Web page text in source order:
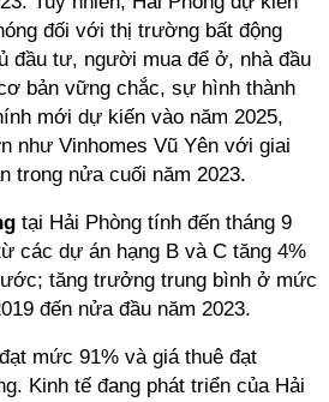
đối với thị trường bất động
đầu tư, người mua để ở, nhà đầu
bản vững chắc, sự hình thành
mới dự kiến vào năm 2025,
như Vinhomes Vũ Yên với giai
trong nửa cuối năm 2023.
tại Hải Phòng tính đến tháng 9
các dự án hạng B và C tăng 4%
tăng trưởng trung bình ở mức
đến nửa đầu năm 2023.
mức 91% và giá thuê đạt
Kinh tế đang phát triển của Hải